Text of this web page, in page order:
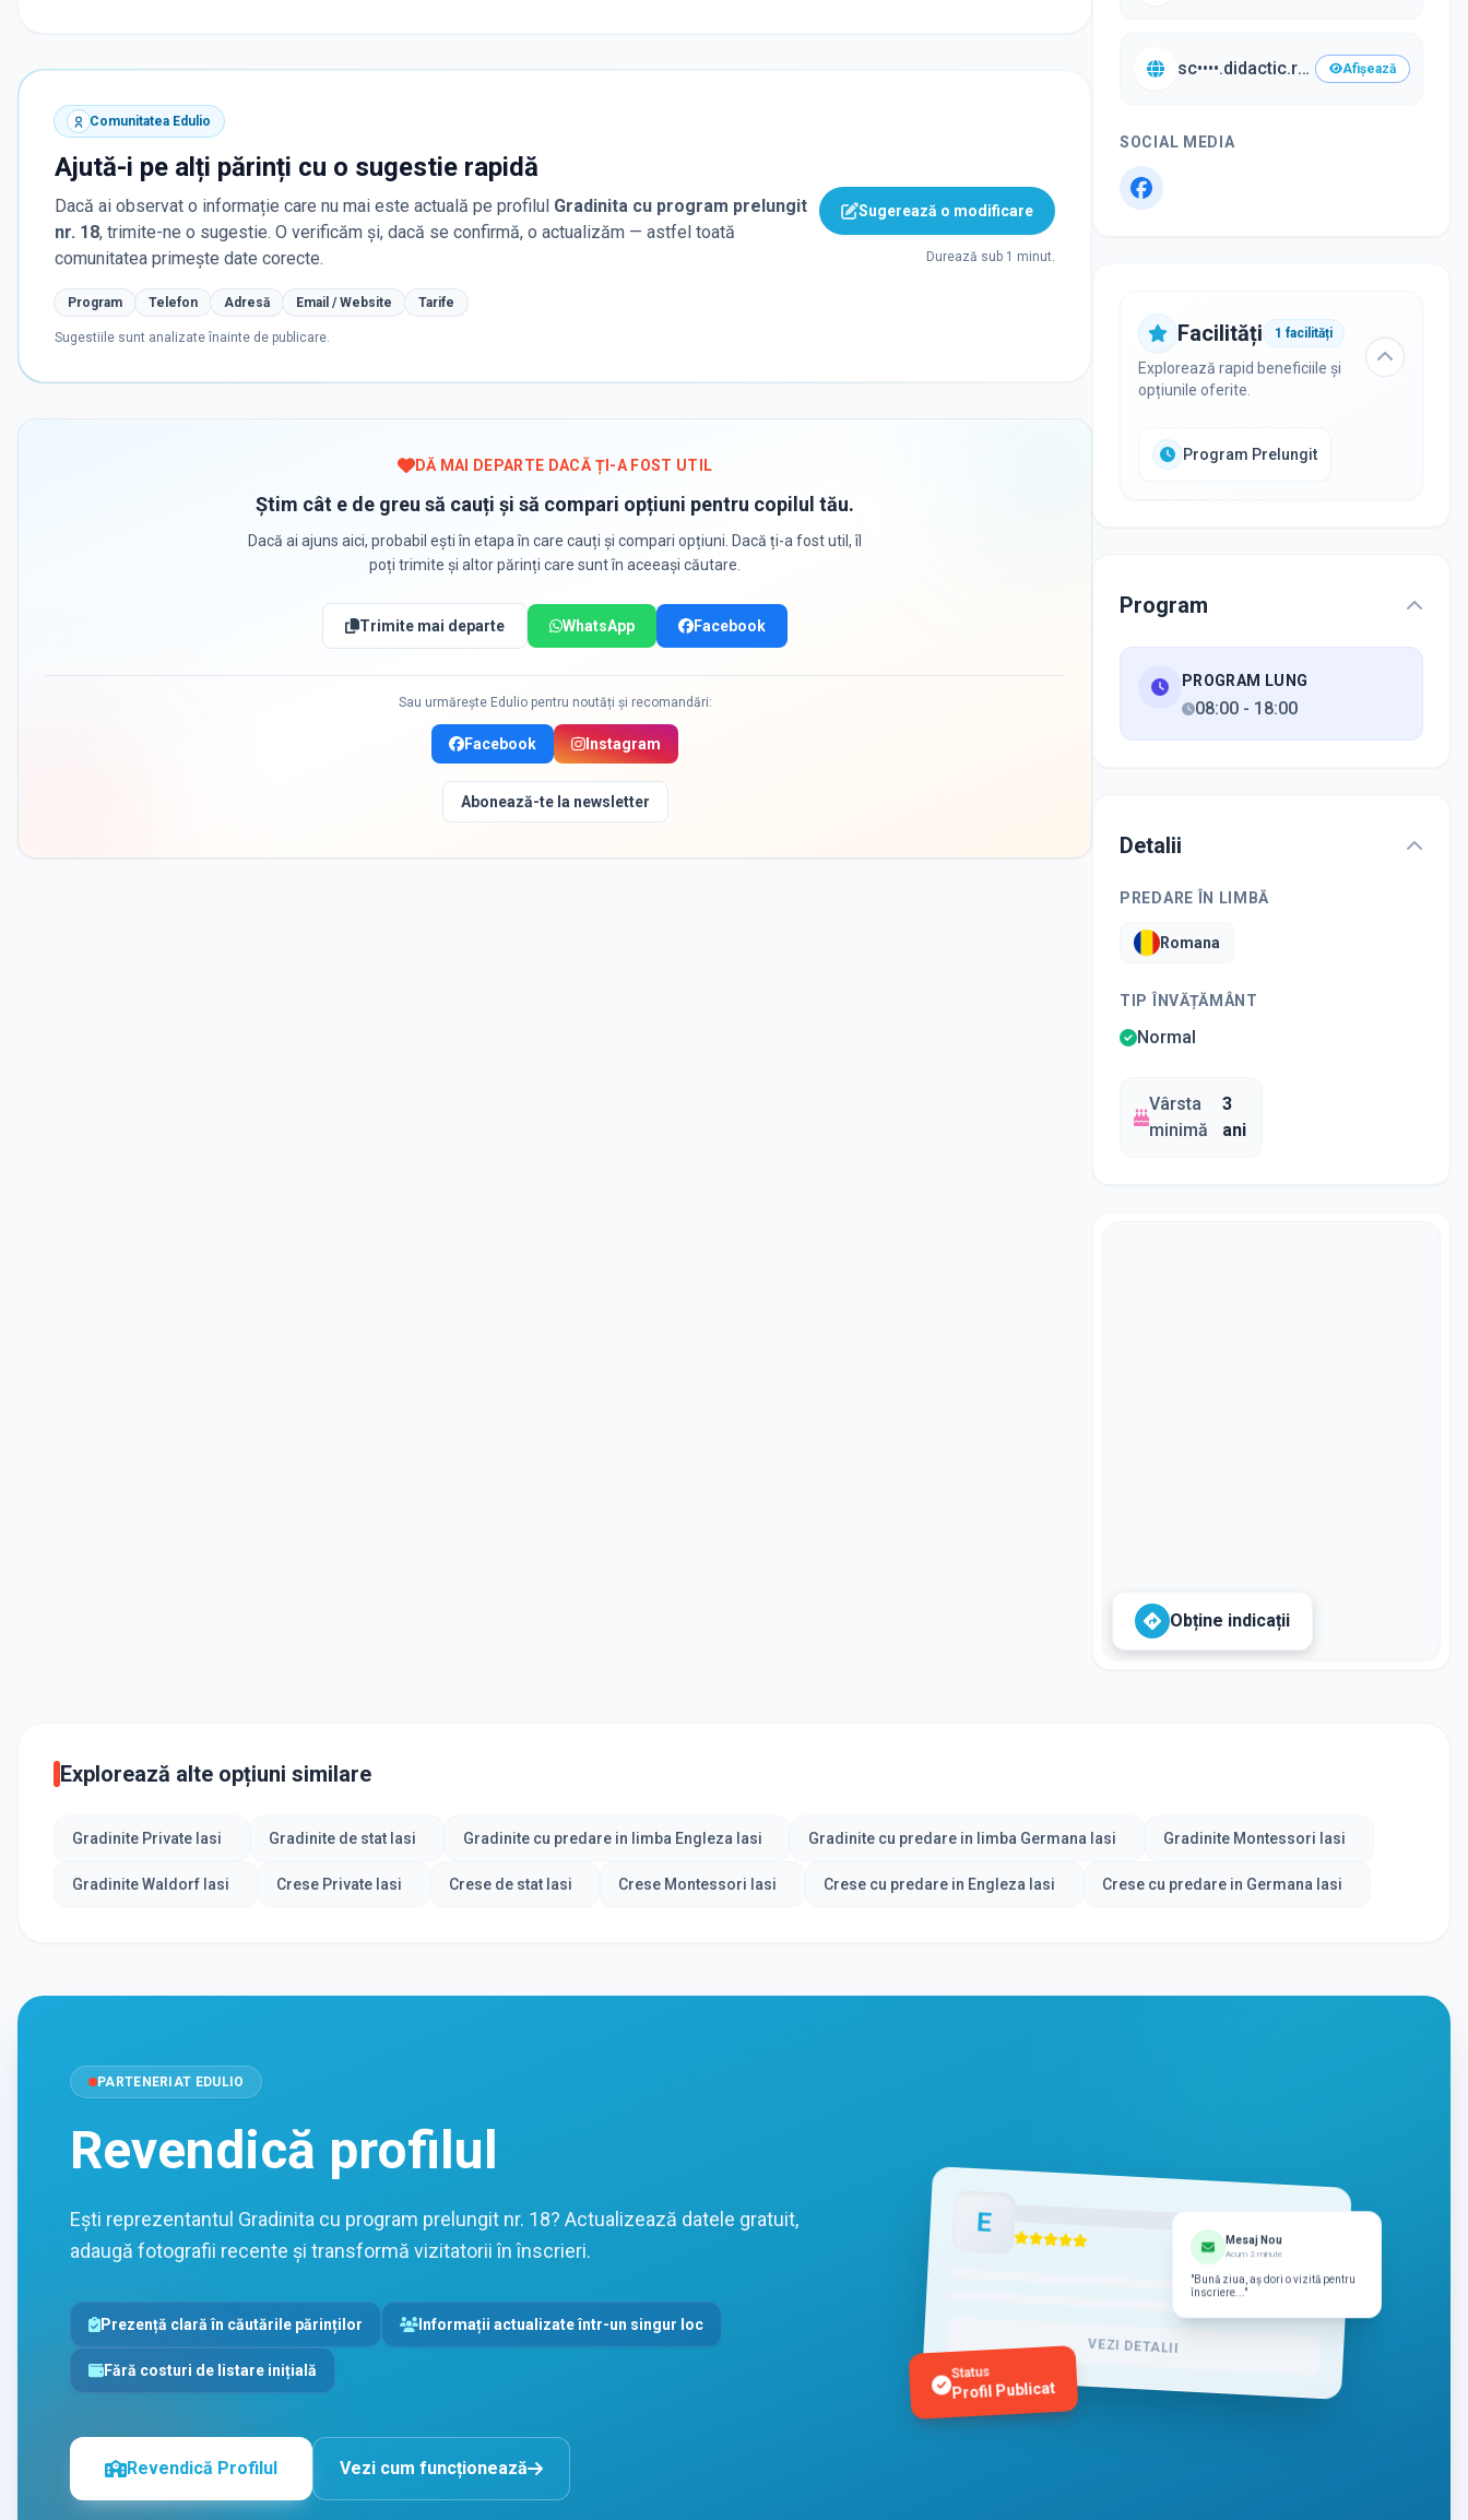
Comunitatea Edulio
Ajută-i pe alți părinți cu o sugestie rapidă
Dacă ai observat o informație care nu mai este actuală pe profilul Gradinita cu program prelungit
nr. 18, trimite-ne o sugestie. O verificăm și, dacă se confirmă, o actualizăm — astfel toată
comunitatea primește date corecte.
Program Telefon Adresă Email / Website Tarife
Sugestiile sunt analizate înainte de publicare.
Sugerează o modificare
Durează sub 1 minut.
DĂ MAI DEPARTE DACĂ ȚI-A FOST UTIL
Știm cât e de greu să cauți și să compari opțiuni pentru copilul tău.
Dacă ai ajuns aici, probabil ești în etapa în care cauți și compari opțiuni. Dacă ți-a fost util, îl
poți trimite și altor părinți care sunt în aceeași căutare.
Trimite mai departe WhatsApp Facebook
Sau urmărește Edulio pentru noutăți și recomandări:
Facebook Instagram
Abonează-te la newsletter
sc••••.didactic.ro/••• Afișează
SOCIAL MEDIA
Facilități 1 facilități
Explorează rapid beneficiile și
opțiunile oferite.
Program Prelungit
Program
PROGRAM LUNG
08:00 - 18:00
Detalii
PREDARE ÎN LIMBĂ
Romana
TIP ÎNVĂȚĂMÂNT
Normal
Vârsta
minimă
3
ani
Obține indicații
Explorează alte opțiuni similare
Gradinite Private Iasi Gradinite de stat Iasi Gradinite cu predare in limba Engleza Iasi Gradinite cu predare in limba Germana Iasi Gradinite Montessori Iasi
Gradinite Waldorf Iasi Crese Private Iasi Crese de stat Iasi Crese Montessori Iasi Crese cu predare in Engleza Iasi Crese cu predare in Germana Iasi
PARTENERIAT EDULIO
Revendică profilul
Ești reprezentantul Gradinita cu program prelungit nr. 18? Actualizează datele gratuit,
adaugă fotografii recente și transformă vizitatorii în înscrieri.
Prezență clară în căutările părinților Informații actualizate într-un singur loc
Fără costuri de listare inițială
Revendică Profilul Vezi cum funcționează
E
VEZI DETALII
Mesaj Nou
Acum 2 minute
"Bună ziua, aș dori o vizită pentru
înscriere..."
Status
Profil Publicat